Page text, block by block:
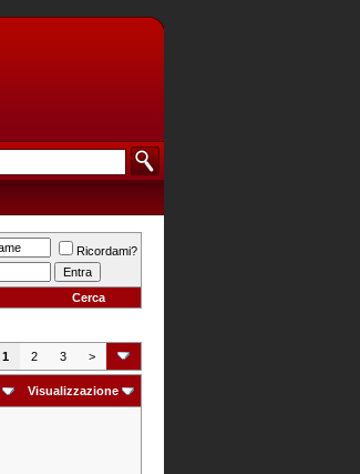
Ricordami?
Cerca
1 2 3 >
Visualizzazione